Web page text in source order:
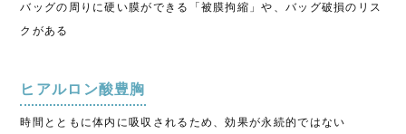
バッグの周りに硬い膜ができる「被膜拘縮」や、バッグ破損のリス
クがある
ヒアルロン酸豊胸
時間とともに体内に吸収されるため、効果が永続的ではない